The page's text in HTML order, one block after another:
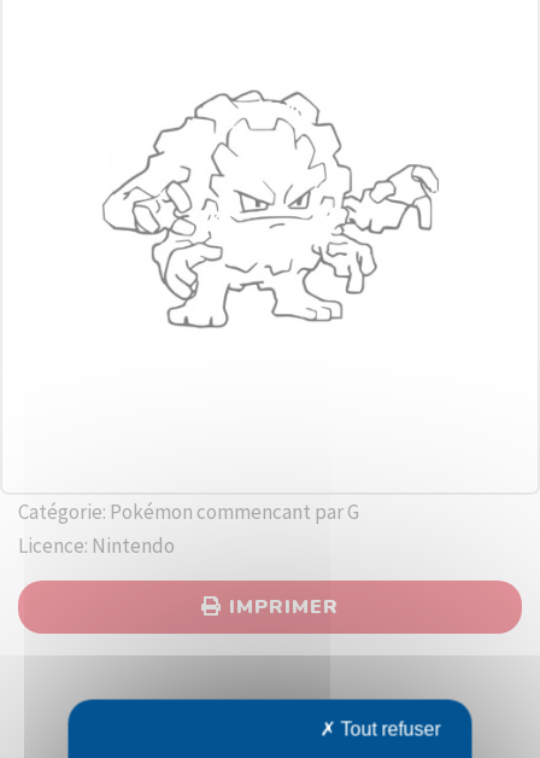
Catégorie: Pokémon commencant par G
Licence: Nintendo
IMPRIMER
Tout refuser